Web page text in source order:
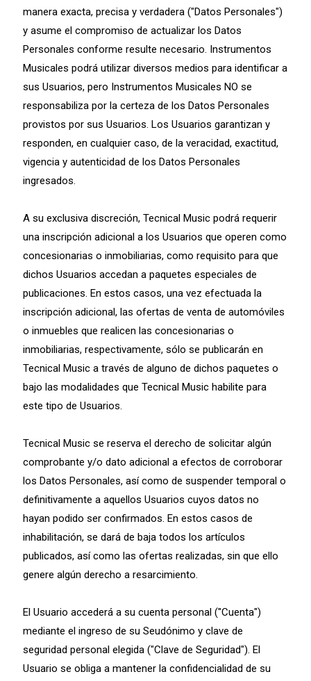
manera exacta, precisa y verdadera ("Datos Personales")
y asume el compromiso de actualizar los Datos
Personales conforme resulte necesario. Instrumentos
Musicales podrá utilizar diversos medios para identificar a
sus Usuarios, pero Instrumentos Musicales NO se
responsabiliza por la certeza de los Datos Personales
provistos por sus Usuarios. Los Usuarios garantizan y
responden, en cualquier caso, de la veracidad, exactitud,
vigencia y autenticidad de los Datos Personales
ingresados.
A su exclusiva discreción, Tecnical Music podrá requerir
una inscripción adicional a los Usuarios que operen como
concesionarias o inmobiliarias, como requisito para que
dichos Usuarios accedan a paquetes especiales de
publicaciones. En estos casos, una vez efectuada la
inscripción adicional, las ofertas de venta de automóviles
o inmuebles que realicen las concesionarias o
inmobiliarias, respectivamente, sólo se publicarán en
Tecnical Music a través de alguno de dichos paquetes o
bajo las modalidades que Tecnical Music habilite para
este tipo de Usuarios.
Tecnical Music se reserva el derecho de solicitar algún
comprobante y/o dato adicional a efectos de corroborar
los Datos Personales, así como de suspender temporal o
definitivamente a aquellos Usuarios cuyos datos no
hayan podido ser confirmados. En estos casos de
inhabilitación, se dará de baja todos los artículos
publicados, así como las ofertas realizadas, sin que ello
genere algún derecho a resarcimiento.
El Usuario accederá a su cuenta personal ("Cuenta")
mediante el ingreso de su Seudónimo y clave de
seguridad personal elegida ("Clave de Seguridad"). El
Usuario se obliga a mantener la confidencialidad de su